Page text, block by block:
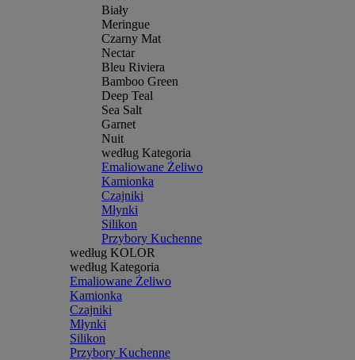
Biały
Meringue
Czarny Mat
Nectar
Bleu Riviera
Bamboo Green
Deep Teal
Sea Salt
Garnet
Nuit
według Kategoria
Emaliowane Żeliwo
Kamionka
Czajniki
Młynki
Silikon
Przybory Kuchenne
według KOLOR
według Kategoria
Emaliowane Żeliwo
Kamionka
Czajniki
Młynki
Silikon
Przybory Kuchenne